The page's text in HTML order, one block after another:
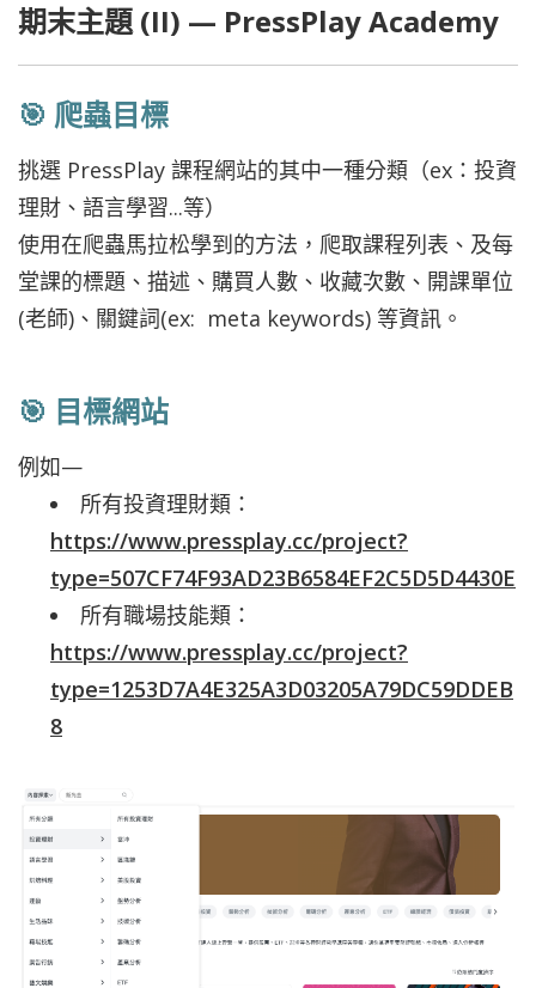
期末主題 (II) — PressPlay Academy
🎯 爬蟲目標
挑選 PressPlay 課程網站的其中一種分類（ex：投資
理財、語言學習...等）
使用在爬蟲馬拉松學到的方法，爬取課程列表、及每
堂課的標題、描述、購買人數、收藏次數、開課單位
(老師)、關鍵詞(ex: meta keywords) 等資訊。
🎯 目標網站
例如—
所有投資理財類：
https://www.pressplay.cc/project?
type=507CF74F93AD23B6584EF2C5D5D4430E
所有職場技能類：
https://www.pressplay.cc/project?
type=1253D7A4E325A3D03205A79DC59DDEB
8